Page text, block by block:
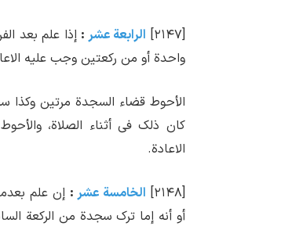
[۲۱۴۷] الرابعة عشر : إذا علم بعد
واحدة أو من رکعتین وجب علیه
الأحوط قضاء السجدة مرتین وکذا
کان ذلک فی أثناء الصلاة،
الاعادة.
[۲۱۴۸] الخامسة عشر : إن علم
أو أنه إما ترک سجدة من الرکعة